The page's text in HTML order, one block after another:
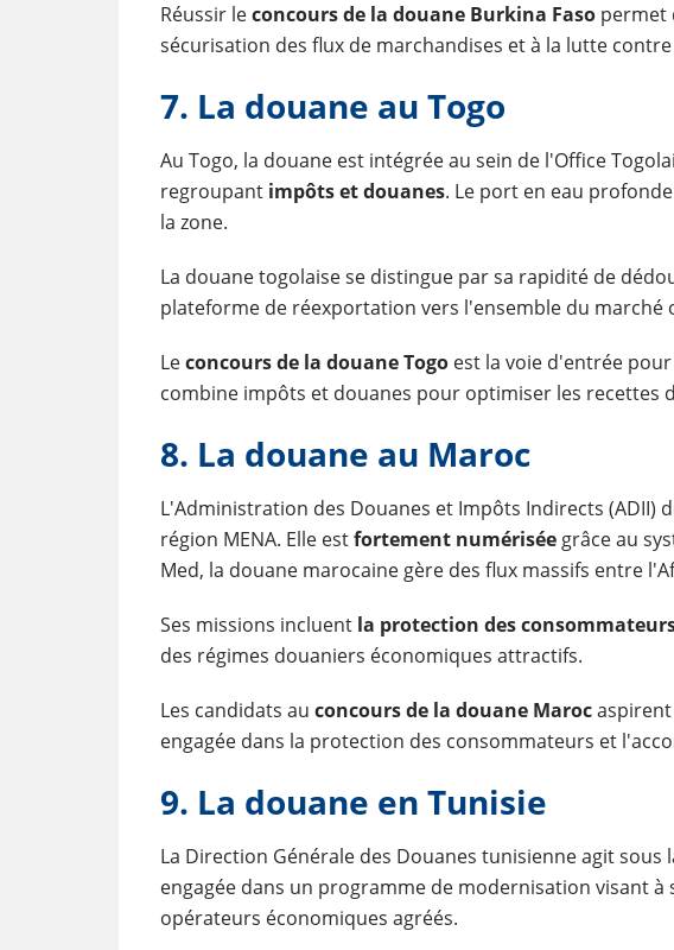
Réussir leconcours de la douane Burkina Fasopermet
sécurisation des flux de marchandises et à la lutte
7. La douane au Togo
Au Togo, la douane est intégrée au sein de l'Office
regroupant impôts et douanes. Le port en eau
la zone.
La douane togolaise se distingue par sa rapidité de
plateforme de réexportation vers l'ensemble du marché
Leconcours de la douane Togoest la voie d'entrée
combine impôts et douanes pour optimiser les recettes
8. La douane au Maroc
L'Administration des Douanes et Impôts Indirects (ADII)
région MENA. Elle estfortement numériséegrâce au
Med, la douane marocaine gère des flux massifs entre
Ses missions incluent la protection des
des régimes douaniers économiques attractifs.
Les candidats au concours de la douane Marocaspirent
engagée dans la protection des consommateurs et
9. La douane en Tunisie
La Direction Générale des Douanes tunisienne agit sous
engagée dans un programme de modernisation visant
opérateurs économiques agréés.